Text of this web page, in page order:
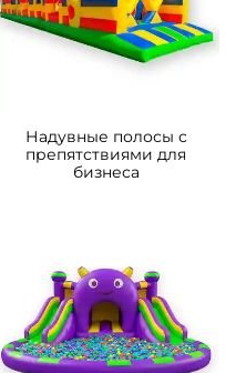
Надувные полосы с
препятствиями для
бизнеса